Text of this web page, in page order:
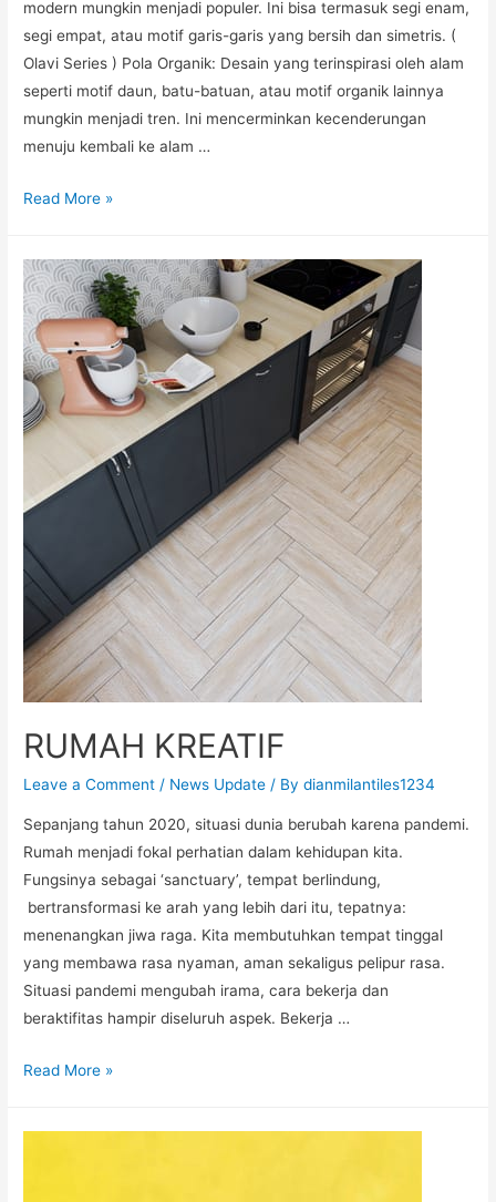
modern mungkin menjadi populer. Ini bisa termasuk segi enam,
segi empat, atau motif garis-garis yang bersih dan simetris. (
Olavi Series ) Pola Organik: Desain yang terinspirasi oleh alam
seperti motif daun, batu-batuan, atau motif organik lainnya
mungkin menjadi tren. Ini mencerminkan kecenderungan
menuju kembali ke alam …
Read More »
RUMAH KREATIF
Leave a Comment / News Update / Bydianmilantiles1234
Sepanjang tahun 2020, situasi dunia berubah karena pandemi.
Rumah menjadi fokal perhatian dalam kehidupan kita.
Fungsinya sebagai ‘sanctuary’, tempat berlindung,
bertransformasi ke arah yang lebih dari itu, tepatnya:
menenangkan jiwa raga. Kita membutuhkan tempat tinggal
yang membawa rasa nyaman, aman sekaligus pelipur rasa.
Situasi pandemi mengubah irama, cara bekerja dan
beraktifitas hampir diseluruh aspek. Bekerja …
Read More »